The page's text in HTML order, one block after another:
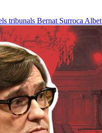
tribunals Bernat Surroca Albet